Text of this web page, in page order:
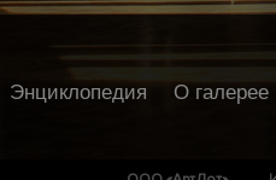
Энциклопедия О галерее